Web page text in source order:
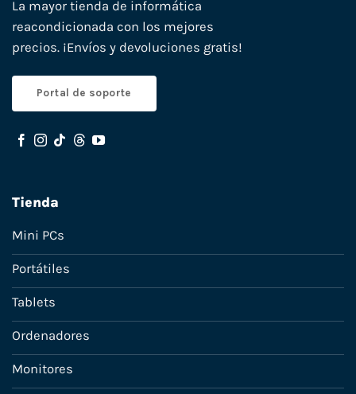
La mayor tienda de informática
reacondicionada con los mejores
precios. ¡Envíos y devoluciones gratis!
Portal de soporte
Tienda
Mini PCs
Portátiles
Tablets
Ordenadores
Monitores